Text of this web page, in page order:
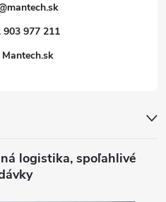
mantech.sk
903 977 211
Mantech.sk
logistika, spoľahlivé